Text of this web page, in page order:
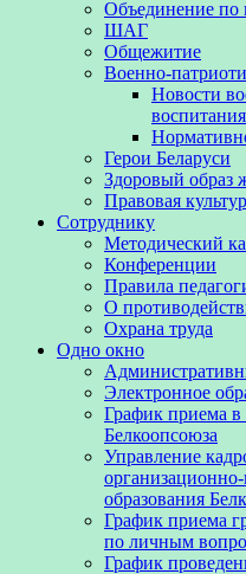
Объединение по
ШАГ
Общежитие
Военно-
Новости
воспитания
Герои Беларуси
Здоровый образ
Правовая
Сотруднику
Методический
Конференции
Правила
О
Охрана труда
Одно окно
Электронное
График приема в
Белкоопсоюза
Управление
образования
График приема
по личным
График